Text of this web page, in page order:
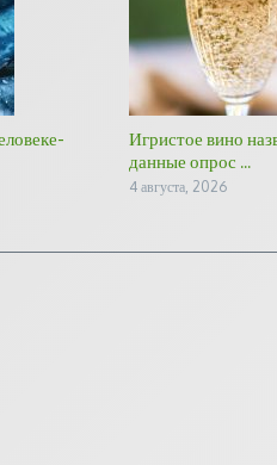
Игристое вино
данные опрос ...
4 августа, 2026